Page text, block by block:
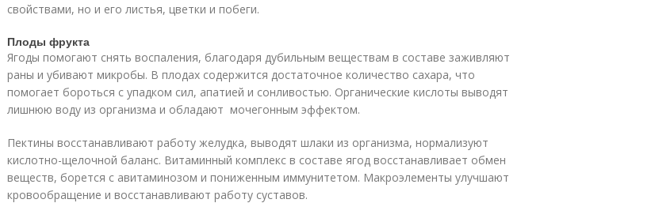
свойствами, но и его листья, цветки и побеги.
Плоды фрукта
Ягоды помогают снять воспаления, благодаря дубильным веществам в составе заживляют
раны и убивают микробы. В плодах содержится достаточное количество сахара, что
помогает бороться с упадком сил, апатией и сонливостью. Органические кислоты выводят
лишнюю воду из организма и обладают мочегонным эффектом.
Пектины восстанавливают работу желудка, выводят шлаки из организма, нормализуют
кислотно-щелочной баланс. Витаминный комплекс в составе ягод восстанавливает обмен
веществ, борется с авитаминозом и пониженным иммунитетом. Макроэлементы улучшают
кровообращение и восстанавливают работу суставов.